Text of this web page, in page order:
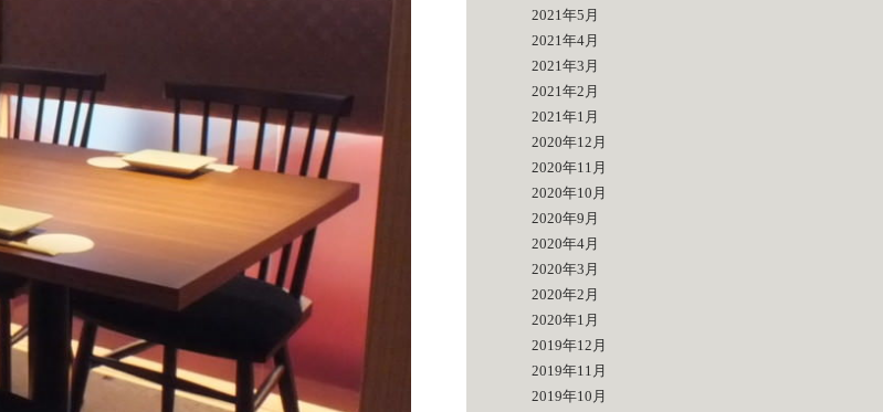
2021年5月
2021年4月
2021年3月
2021年2月
2021年1月
2020年12月
2020年11月
2020年10月
2020年9月
2020年4月
2020年3月
2020年2月
2020年1月
2019年12月
2019年11月
2019年10月